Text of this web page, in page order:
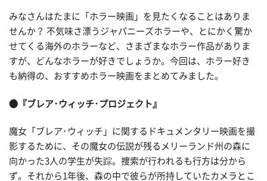
みなさんはたまに「ホラー映画」を見たくなることはありま
せんか？ 不気味さ漂うジャパニーズホラーや、とにかく驚か
せてくる海外のホラーなど、さまざまなホラー作品がありま
すが、どんなホラーが好きでしょうか。今回は、ホラー好き
も納得の、おすすめホラー映画をまとめてみました。
●『ブレア･ウィッチ･プロジェクト』
魔女「ブレア･ウィッチ」に関するドキュメンタリー映画を撮
影するために、その魔女の伝説が残るメリーランド州の森に
向かった3人の学生が失踪。捜索が行われるも行方は分から
ず。それから1年後、森の中で彼らが所持していたカメラとこ